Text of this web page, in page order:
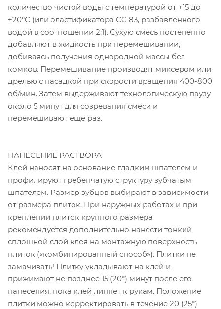
количество чистой воды с температурой от +15 до
+20°C (или эластификатора CC 83, разбавленного
водой в соотношении 2:1). Сухую смесь постепенно
добавляют в жидкость при перемешивании,
добиваясь получения однородной массы без
комков. Перемешивание производят миксером или
дрелью с насадкой при скорости вращения 400-800
об/мин. Затем выдерживают технологическую паузу
около 5 минут для созревания смеси и
перемешивают еще раз.
НАНЕСЕНИЕ РАСТВОРА
Клей наносят на основание гладким шпателем и
профилируют гребенчатую структуру зубчатым
шпателем. Размер зубцов выбирают в зависимости
от размера плиток. При наружных работах и при
креплении плиток крупного размера
рекомендуется дополнительно нанести тонкий
сплошной слой клея на монтажную поверхность
плиток («комбинированный способ»). Плитки не
замачивать! Плитку укладывают на клей и
прижимают не позднее 15 (20*) минут после его
нанесения, пока клей липнет к рукам. Положение
плитки можно корректировать в течение 20 (25*)